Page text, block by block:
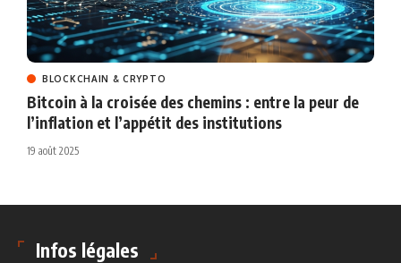
BLOCKCHAIN & CRYPTO
Bitcoin à la croisée des chemins : entre la peur de
l’inflation et l’appétit des institutions
19 août 2025
Infos légales